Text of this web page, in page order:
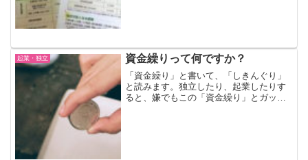
起業・独立 資金繰りって何ですか？
「資金繰り」と書いて、「しきんぐり」
と読みます。独立したり、起業したりす
ると、嫌でもこの「資金繰り」とガッツ